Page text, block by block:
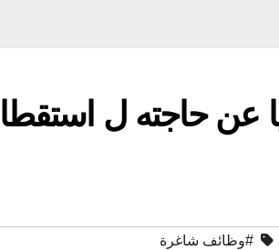
عن حاجته ل
#وظائف شاغرة